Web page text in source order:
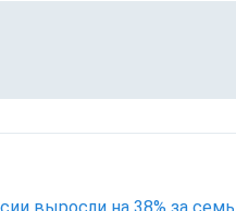
выросли на 38% за